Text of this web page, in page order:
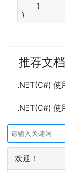
    }
}
推荐文档
.NET(C#) 使
欢迎！